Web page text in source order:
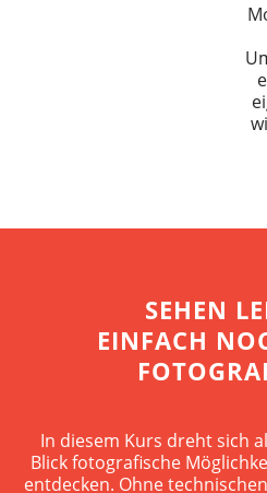
SEHEN
EINFACH
In diesem Kurs dreht sich
Blick fotografische
entdecken. Ohne